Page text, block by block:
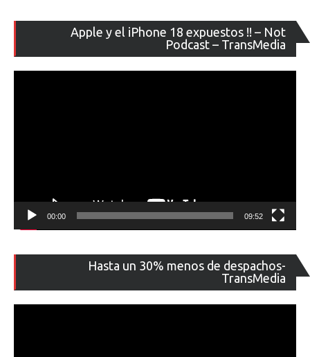
Apple y el iPhone 18 expuestos !! – Not
Podcast – TransMedia
de
00:00 09:52
Hasta un 30% menos de despachos-
TransMedia
de